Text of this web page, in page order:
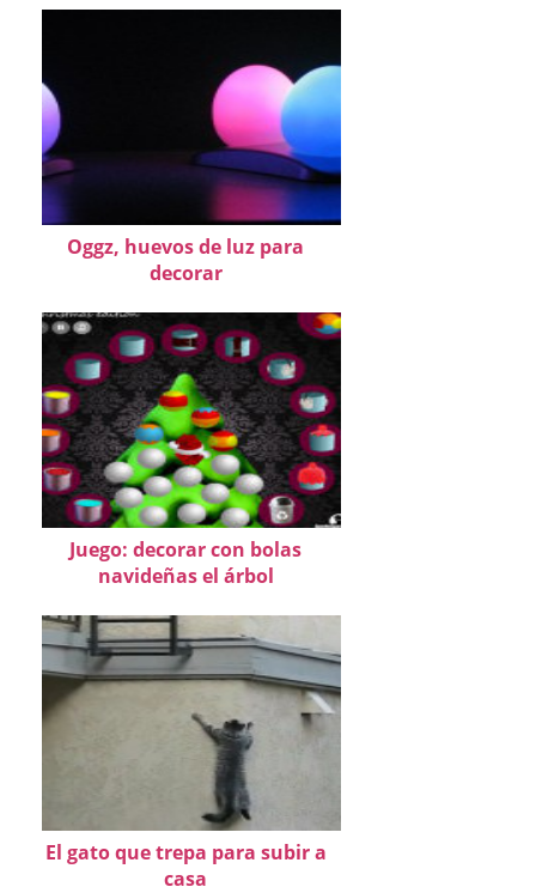
Oggz, huevos de luz para
decorar
Juego: decorar con bolas
navideñas el árbol
El gato que trepa para subir a
casa